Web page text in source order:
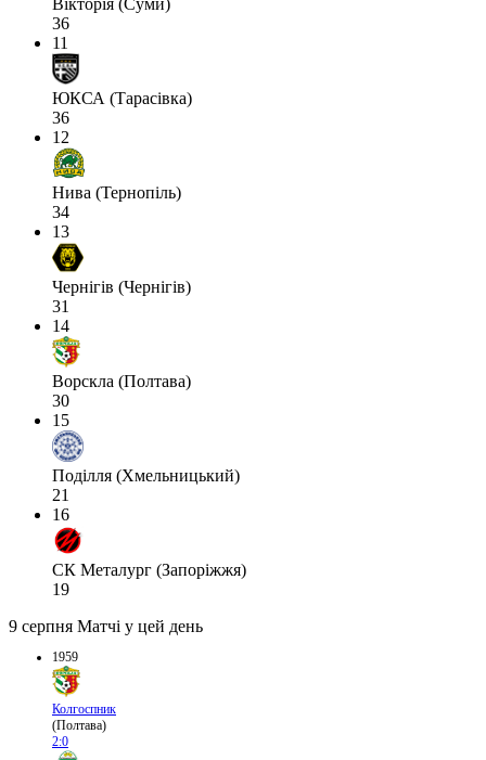
36
11
ЮКСА (Тарасівка)
36
12
Нива (Тернопіль)
34
13
Чернігів (Чернігів)
31
14
Ворскла (Полтава)
30
15
Поділля (Хмельницький)
21
16
СК Металург (Запоріжжя)
19
9 серпня Матчі у цей день
1959
Колгоспник
(Полтава)
2:0